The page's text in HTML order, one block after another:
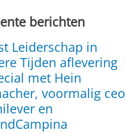
berichten
Leiderschap in
Tijden aflevering
met Hein
voormalig ceo
en